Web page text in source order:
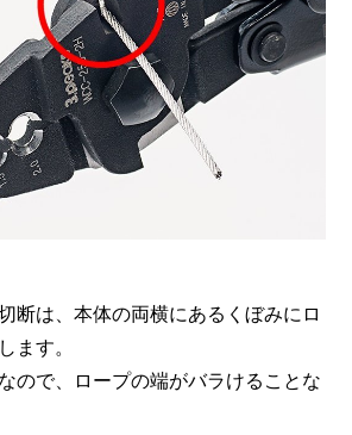
断は、本体の両横にあるくぼみにロ
ます。
ので、ロープの端がバラけることな